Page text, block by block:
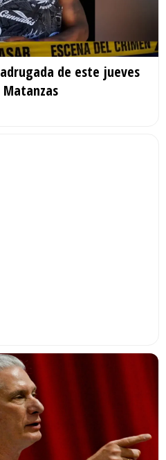
de este jueves
Matanzas